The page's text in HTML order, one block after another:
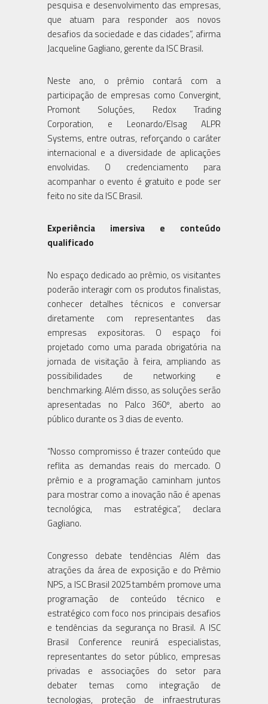
pesquisa e desenvolvimento das empresas,
que atuam para responder aos novos
desafios da sociedade e das cidades”, afirma
Jacqueline Gagliano, gerente da ISC Brasil.
Neste ano, o prêmio contará com a
participação de empresas como Convergint,
Promont Soluções, Redox Trading
Corporation, e Leonardo/Elsag ALPR
Systems, entre outras, reforçando o caráter
internacional e a diversidade de aplicações
envolvidas. O credenciamento para
acompanhar o evento é gratuito e pode ser
feito no site da ISC Brasil.
Experiência imersiva e conteúdo
qualificado
No espaço dedicado ao prêmio, os visitantes
poderão interagir com os produtos finalistas,
conhecer detalhes técnicos e conversar
diretamente com representantes das
empresas expositoras. O espaço foi
projetado como uma parada obrigatória na
jornada de visitação à feira, ampliando as
possibilidades de networking e
benchmarking. Além disso, as soluções serão
apresentadas no Palco 360º, aberto ao
público durante os 3 dias de evento.
“Nosso compromisso é trazer conteúdo que
reflita as demandas reais do mercado. O
prêmio e a programação caminham juntos
para mostrar como a inovação não é apenas
tecnológica, mas estratégica”, declara
Gagliano.
Congresso debate tendências Além das
atrações da área de exposição e do Prêmio
NPS, a ISC Brasil 2025 também promove uma
programação de conteúdo técnico e
estratégico com foco nos principais desafios
e tendências da segurança no Brasil. A ISC
Brasil Conference reunirá especialistas,
representantes do setor público, empresas
privadas e associações do setor para
debater temas como integração de
tecnologias, proteção de infraestruturas